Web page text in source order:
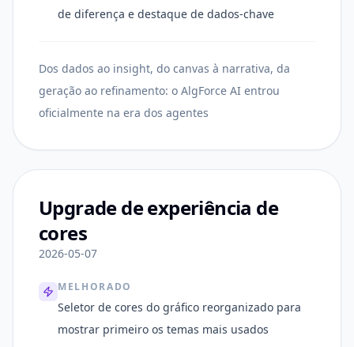
de diferença e destaque de dados-chave
Dos dados ao insight, do canvas à narrativa, da
geração ao refinamento: o AlgForce AI entrou
oficialmente na era dos agentes
Upgrade de experiência de
cores
2026-05-07
MELHORADO
Seletor de cores do gráfico reorganizado para
mostrar primeiro os temas mais usados